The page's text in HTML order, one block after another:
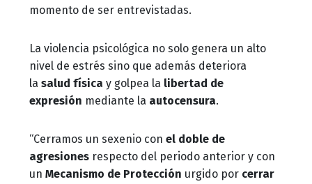
momento de ser entrevistadas.
La violencia psicológica no solo genera un alto
nivel de estrés sino que además deteriora
la salud física y golpea la libertad de
expresión mediante la autocensura.
“Cerramos un sexenio con el doble de
agresiones respecto del periodo anterior y con
un Mecanismo de Protección urgido por cerrar